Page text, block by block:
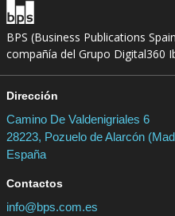
BPS (Business Publications
compañía del Grupo Digital360
Dirección
Camino De Valdenigriales 6
28223, Pozuelo de Alarcón
España
Contactos
info@bps.com.es